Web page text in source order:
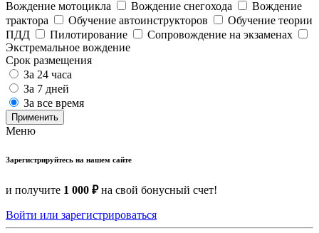
Вождение мотоцикла Вождение снегохода
Вождение
трактора
Обучение автоинструкторов
Обучение теории
ПДД
Пилотирование
Сопровождение на экзаменах
Экстремальное вождение
Срок размещения
За 24 часа
За 7 дней
За все время
Применить
Меню
Зарегистрируйтесь на нашем сайте
и получите 1 000 ₽на свой бонусный счет!
Войти или зарегистрироваться